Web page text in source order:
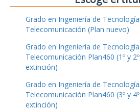
Grado en Ingeniería de
Telecomunicación (Plan nuevo)
Grado en Ingeniería de
Telecomunicación Plan460 (1º y
extinción)
Grado en Ingeniería de
Telecomunicación Plan460 (3º y
extinción)